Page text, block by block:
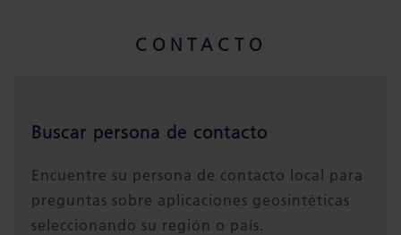
CONTACTO
Buscar persona de contacto
Encuentre su persona de contacto local para
preguntas sobre aplicaciones geosintéticas
seleccionando su región o país.